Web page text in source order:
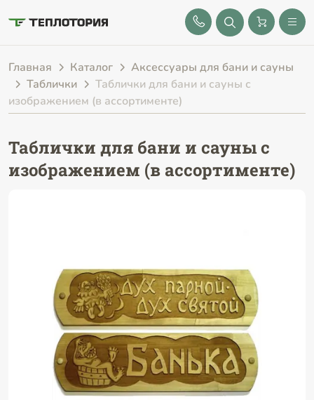
8 (843) 212-25-32
Главная Каталог
Аксессуары для бани и сауны
Таблички
Таблички для бани и сауны с
изображением (в ассортименте)
Таблички для бани и сауны с
изображением (в ассортименте)